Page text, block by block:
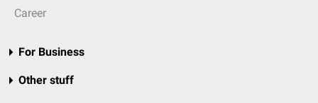
Career
For Business
Other stuff